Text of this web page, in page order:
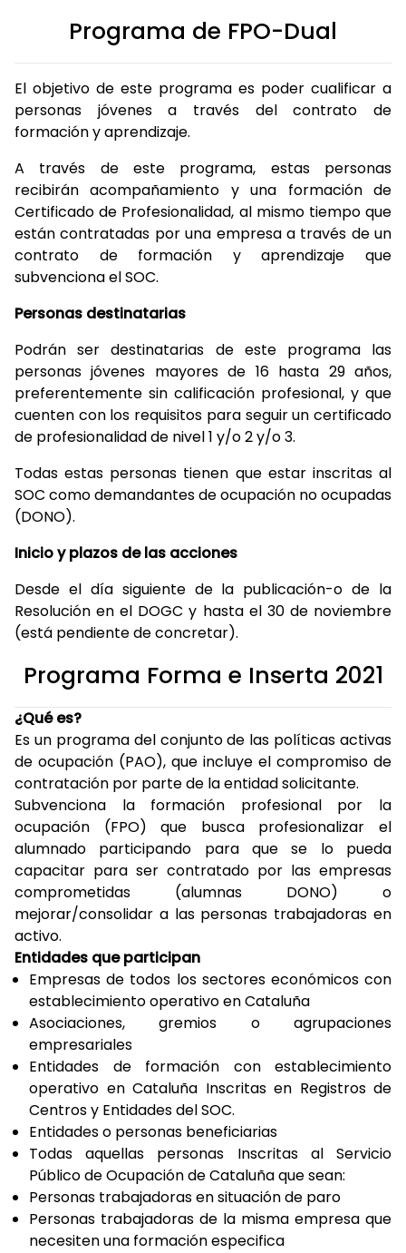
Programa de FPO-Dual
El objetivo de este programa es poder cualificar a
personas jóvenes a través del contrato de
formación y aprendizaje.
A través de este programa, estas personas
recibirán acompañamiento y una formación de
Certificado de Profesionalidad, al mismo tiempo que
están contratadas por una empresa a través de un
contrato de formación y aprendizaje que
subvenciona el SOC.
Personas destinatarias
Podrán ser destinatarias de este programa las
personas jóvenes mayores de 16 hasta 29 años,
preferentemente sin calificación profesional, y que
cuenten con los requisitos para seguir un certificado
de profesionalidad de nivel 1 y/o 2 y/o 3.
Todas estas personas tienen que estar inscritas al
SOC como demandantes de ocupación no ocupadas
(DONO).
Inicio y plazos de las acciones
Desde el día siguiente de la publicación-o de la
Resolución en el DOGC y hasta el 30 de noviembre
(está pendiente de concretar).
Programa Forma e Inserta 2021
¿Qué es?
Es un programa del conjunto de las políticas activas
de ocupación (PAO), que incluye el compromiso de
contratación por parte de la entidad solicitante.
Subvenciona la formación profesional por la
ocupación (FPO) que busca profesionalizar el
alumnado participando para que se lo pueda
capacitar para ser contratado por las empresas
comprometidas (alumnas DONO) o
mejorar/consolidar a las personas trabajadoras en
activo.
Entidades que participan
Empresas de todos los sectores económicos con
establecimiento operativo en Cataluña
Asociaciones, gremios o agrupaciones
empresariales
Entidades de formación con establecimiento
operativo en Cataluña Inscritas en Registros de
Centros y Entidades del SOC.
Entidades o personas beneficiarias
Todas aquellas personas Inscritas al Servicio
Público de Ocupación de Cataluña que sean:
Personas trabajadoras en situación de paro
Personas trabajadoras de la misma empresa que
necesiten una formación especifica